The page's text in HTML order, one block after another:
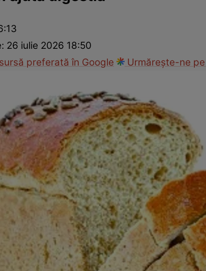
Medicii răspund
26 iulie 2026 18:50
preferată în Google
Urmărește-ne